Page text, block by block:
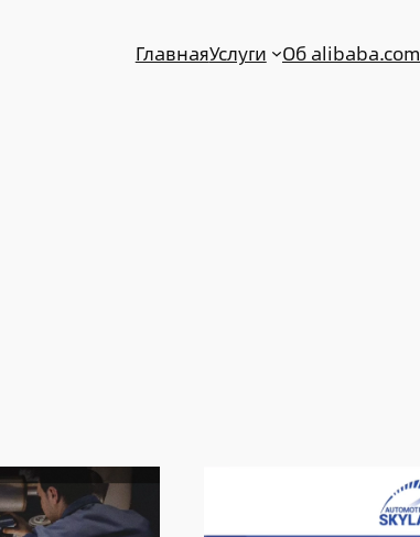
ГлавнаяУслуги Об alibaba.com